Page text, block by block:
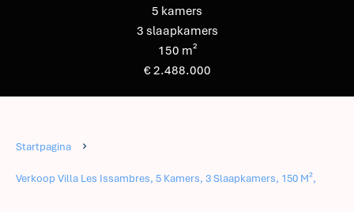
5 kamers
3 slaapkamers
150 m²
€ 2.488.000
Startpagina
Verkoop Villa Les Issambres, 5 Kamers, 3 Slaapkamers, 150 M²,